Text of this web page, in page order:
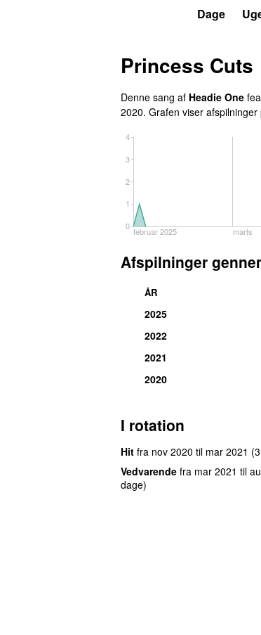
Dage
Princess Cuts
Denne sang af Headie One
2020. Grafen viser afspilninger
februar 2025 marts
0
1
2
3
4
Afspilninger
ÅR
2025
2022
2021
2020
I rotation
Hit fra nov 2020 til mar 2021
Vedvarende fra mar 2021 til
dage)